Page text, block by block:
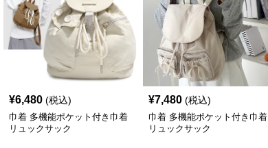
¥6,480 (税込)
巾着 多機能ポケット付き巾着
リュックサック
¥7,480 (税込)
巾着 多機能ポケット付き巾着
リュックサック